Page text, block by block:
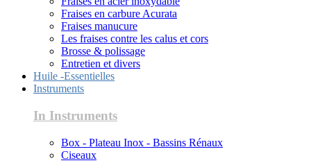
Fraises en carbure Acurata
Fraises manucure
Les fraises contre les calus et cors
Brosse & polissage
Entretien et divers
Huile -Essentielles
Instruments
In Instruments
Box - Plateau Inox - Bassins Rénaux
Ciseaux